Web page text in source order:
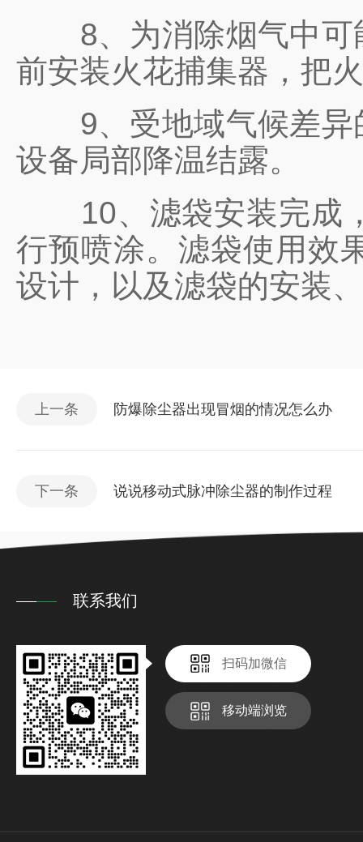
8、为消除烟气中可
前安装火花捕集器，把
9、受地域气候差异
设备局部降温结露。
10、滤袋安装完成，
行预喷涂。滤袋使用效
设计，以及滤袋的安装
上一条 防爆除尘器出现冒烟的情况怎么办
下一条 说说移动式脉冲除尘器的制作过程
联系我们
扫码加微信
移动端浏览